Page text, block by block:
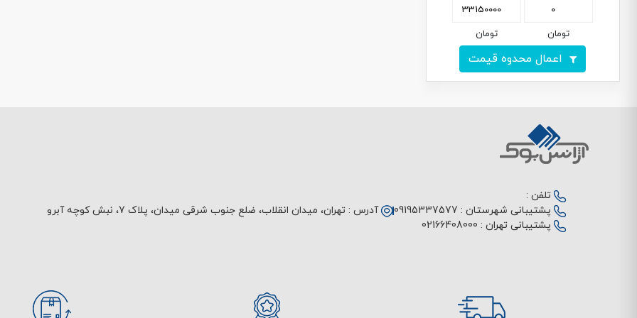
تومان تومان
اعمال محدوه قیمت
تلفن :
پشتیبانی شهرستان : 09195337577
پشتیبانی تهران : 02166408000
آدرس : تهران، میدان انقلاب، ضلع جنوب شرقی میدان، پلاک 7، نبش کوچه آبرو